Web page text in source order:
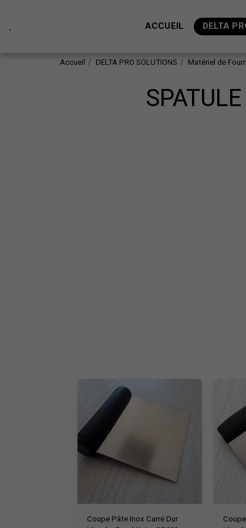
. ACCUEIL DELTA
Accueil DELTA PRO SOLUTIONS Matériel de
Coupe Pâte Inox Carré Dur